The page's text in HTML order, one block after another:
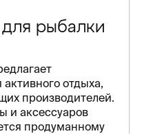
рыбалки
отдыха,
производителей.
и аксессуаров
продуманному